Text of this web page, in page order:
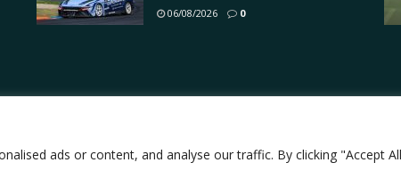
ads or content, and analyse our traffic. By clicking "Accept
06/08/2026 0